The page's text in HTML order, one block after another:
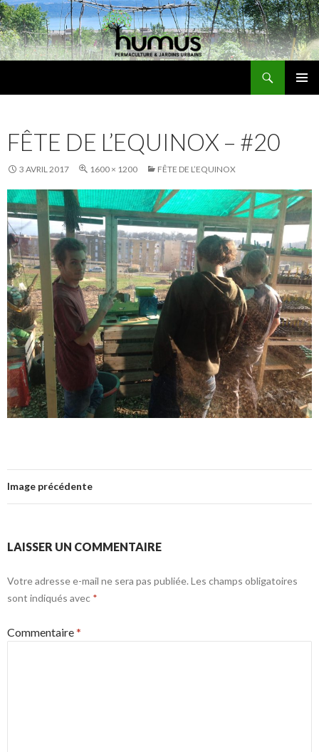
FÊTE DE L’EQUINOX – #20
3 AVRIL 2017 1600 × 1200 FÊTE DE L’EQUINOX
Image précédente
LAISSER UN COMMENTAIRE
Votre adresse e-mail ne sera pas publiée. Les champs obligatoires
sont indiqués avec *
Commentaire*